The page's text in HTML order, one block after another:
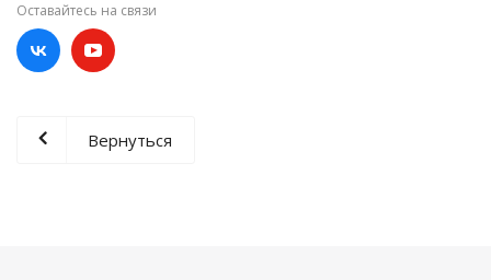
Оставайтесь на связи
Вернуться